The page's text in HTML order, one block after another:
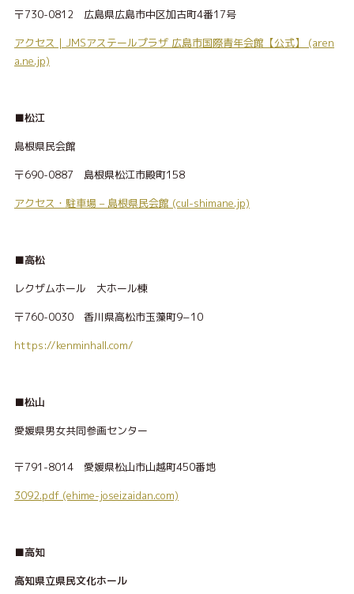
〒730-0812 広島県広島市中区加古町4番17号
アクセス | JMSアステールプラザ 広島市国際青年会館【公式】 (aren
a.ne.jp)
■松江
島根県民会館
〒690-0887 島根県松江市殿町158
アクセス・駐車場 – 島根県民会館 (cul-shimane.jp)
■高松
レクザムホール 大ホール棟
〒760-0030 香川県高松市玉藻町9−10
https://kenminhall.com/
■松山
愛媛県男女共同参画センター
〒791-8014 愛媛県松山市山越町450番地
3092.pdf (ehime-joseizaidan.com)
■高知
高知県立県民文化ホール